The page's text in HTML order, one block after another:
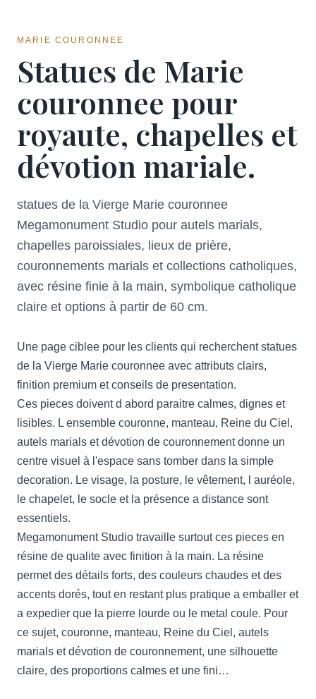
MARIE COURONNEE
Statues de Marie
couronnee pour
royaute, chapelles et
dévotion mariale.
statues de la Vierge Marie couronnee
Megamonument Studio pour autels marials,
chapelles paroissiales, lieux de prière,
couronnements marials et collections catholiques,
avec résine finie à la main, symbolique catholique
claire et options à partir de 60 cm.
Une page ciblee pour les clients qui recherchent statues
de la Vierge Marie couronnee avec attributs clairs,
finition premium et conseils de presentation.
Ces pieces doivent d abord paraitre calmes, dignes et
lisibles. L ensemble couronne, manteau, Reine du Ciel,
autels marials et dévotion de couronnement donne un
centre visuel à l'espace sans tomber dans la simple
decoration. Le visage, la posture, le vêtement, l auréole,
le chapelet, le socle et la présence a distance sont
essentiels.
Megamonument Studio travaille surtout ces pieces en
résine de qualite avec finition à la main. La résine
permet des détails forts, des couleurs chaudes et des
accents dorés, tout en restant plus pratique a emballer et
a expedier que la pierre lourde ou le metal coule. Pour
ce sujet, couronne, manteau, Reine du Ciel, autels
marials et dévotion de couronnement, une silhouette
claire, des proportions calmes et une fini…